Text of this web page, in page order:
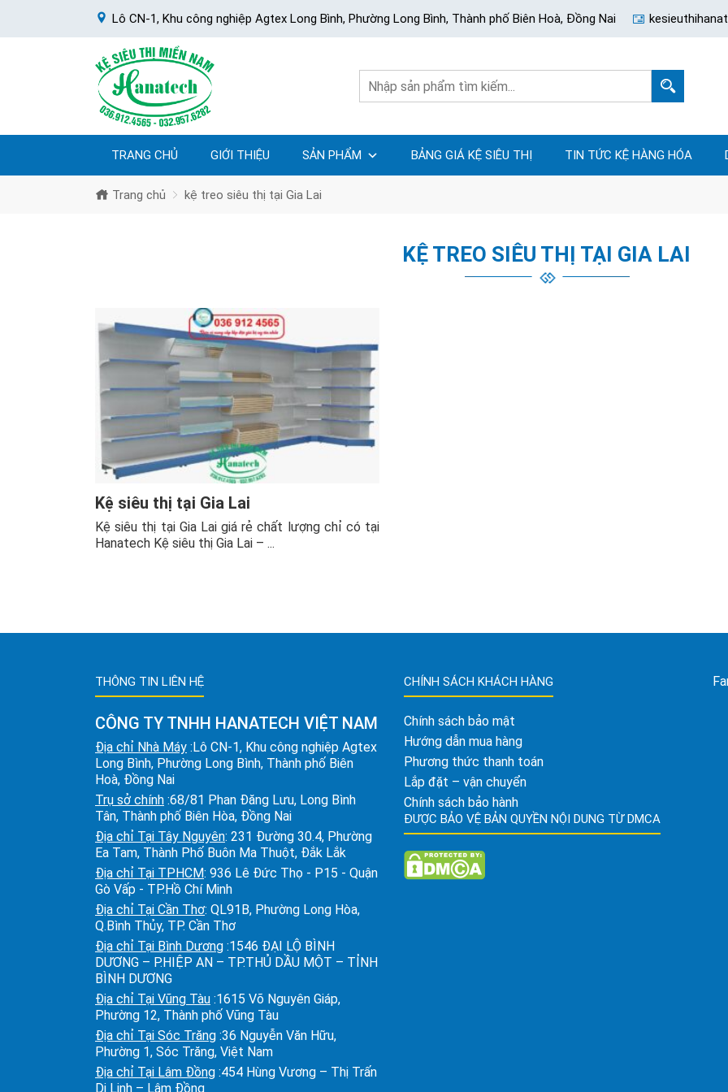
Lô CN-1, Khu công nghiệp Agtex Long Bình, Phường Long Bình, Thành phố Biên Hoà, Đồng Nai
TRANG CHỦ GIỚI THIỆU SẢN PHẨM BẢNG GIÁ KỆ SIÊU THỊ TIN TỨC KỆ HÀNG HÓA
Trang chủ kệ treo siêu thị tại Gia Lai
KỆ TREO SIÊU THỊ TẠI GIA LAI
Kệ siêu thị tại Gia Lai
Kệ siêu thị tại Gia Lai giá rẻ chất lượng chỉ có tại
Hanatech Kệ siêu thị Gia Lai – ...
THÔNG TIN LIÊN HỆ
CÔNG TY TNHH HANATECH VIỆT NAM
Địa chỉ Nhà Máy :Lô CN-1, Khu công nghiệp Agtex
Long Bình, Phường Long Bình, Thành phố Biên
Hoà, Đồng Nai
Trụ sở chính :68/81 Phan Đăng Lưu, Long Bình
Tân, Thành phố Biên Hòa, Đồng Nai
Địa chỉ Tại Tây Nguyên: 231 Đường 30.4, Phường
Ea Tam, Thành Phố Buôn Ma Thuột, Đắk Lắk
Địa chỉ Tại TPHCM: 936 Lê Đức Thọ - P15 - Quận
Gò Vấp - TP.Hồ Chí Minh
Địa chỉ Tại Cần Thơ: QL91B, Phường Long Hòa,
Q.Bình Thủy, TP. Cần Thơ
Địa chỉ Tại Bình Dương :1546 ĐẠI LỘ BÌNH
DƯƠNG – P.HIỆP AN – TP.THỦ DẦU MỘT – TỈNH
BÌNH DƯƠNG
Địa chỉ Tại Vũng Tàu :1615 Võ Nguyên Giáp,
Phường 12, Thành phố Vũng Tàu
Địa chỉ Tại Sóc Trăng :36 Nguyễn Văn Hữu,
Phường 1, Sóc Trăng, Việt Nam
Địa chỉ Tại Lâm Đồng :454 Hùng Vương – Thị Trấn
Di Linh – Lâm Đồng
CHÍNH SÁCH KHÁCH HÀNG
Chính sách bảo mật
Hướng dẫn mua hàng
Phương thức thanh toán
Lắp đặt – vận chuyển
Chính sách bảo hành
ĐƯỢC BẢO VỆ BẢN QUYỀN NỘI DUNG TỪ DMCA